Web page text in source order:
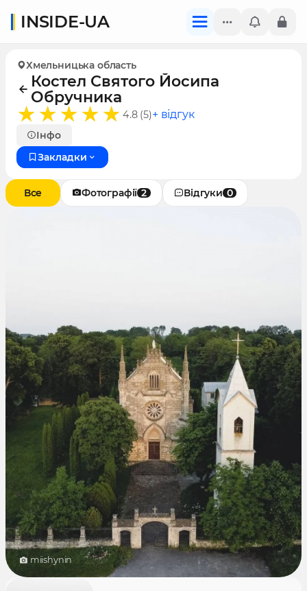
INSIDE-UA
Хмельницька область
Костел Святого Йосипа
Обручника
4.8 (5)+ відгук
Інфо
Закладки
Все Фотографії 2 Відгуки 0
miishynin